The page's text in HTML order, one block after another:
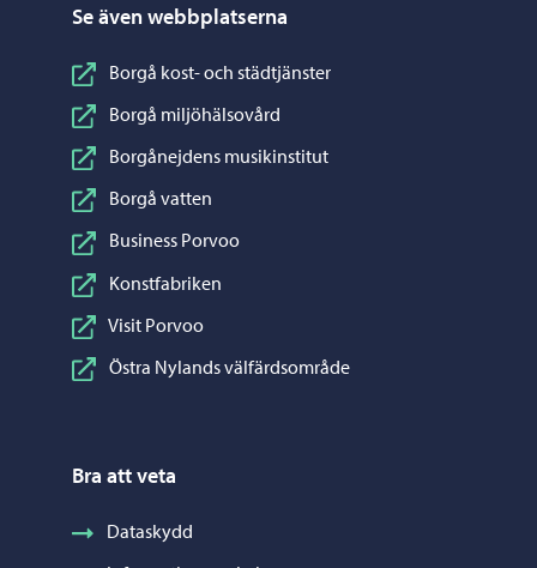
Se även webbplatserna
Borgå kost- och städtjänster
Borgå miljöhälsovård
Borgånejdens musikinstitut
Borgå vatten
Business Porvoo
Konstfabriken
Visit Porvoo
Östra Nylands välfärdsområde
Bra att veta
Dataskydd